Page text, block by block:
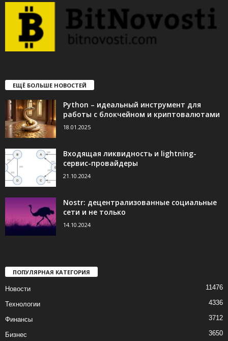
ЕЩЁ БОЛЬШЕ НОВОСТЕЙ
Python – идеальный инструмент для
работы с блокчейном и криптовалютами
18.01.2025
Входящая ликвидность и lightning-
сервис-провайдеры
21.10.2024
Nostr: децентрализованные социальные
сети и не только
14.10.2024
ПОПУЛЯРНАЯ КАТЕГОРИЯ
Новости 11476
Технологии 4336
Финансы 3712
Бизнес 3650